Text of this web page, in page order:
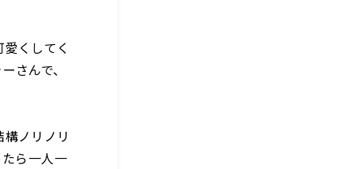
くしてく
さんで、
ノリノリ
ら一人一